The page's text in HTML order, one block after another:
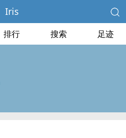
Iris
排行 搜索 足迹